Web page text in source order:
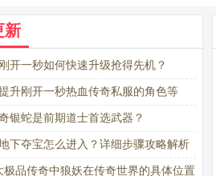
新
开一秒如何快速升级抢得先机？
升刚开一秒热血传奇私服的角色等
银蛇是前期道士首选武器？
下夺宝怎么进入？详细步骤攻略解析
极品传奇中狼妖在传奇世界的具体位置